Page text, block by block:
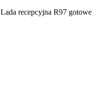
Lada recepcyjna R97 gotowe